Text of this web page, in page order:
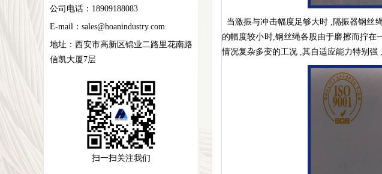
公司电话：18909188083
E-mail： sales@hoanindustry.com
地址： 西安市高新区锦业二路里花南路
信凯大厦7层
扫一扫关注我们
当激振与冲击幅度足够大时 ,隔振器钢丝
的幅度较小时,钢丝绳各股由于磨擦而拧
情况复杂多变的工况 ,其自适应能力特别强